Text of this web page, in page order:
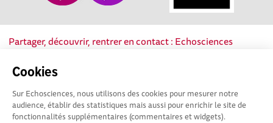
Cookies
Sur Echosciences, nous utilisons des cookies pour mesurer notre
audience, établir des statistiques mais aussi pour enrichir le site de
fonctionnalités supplémentaires (commentaires et widgets).
Partager, découvrir, rentrer en contact : Echosciences
culture scientifique, technique et industrielle de la région.
Mentions légales|Politique de confidentialité|CGU
|Ligne éditoriale